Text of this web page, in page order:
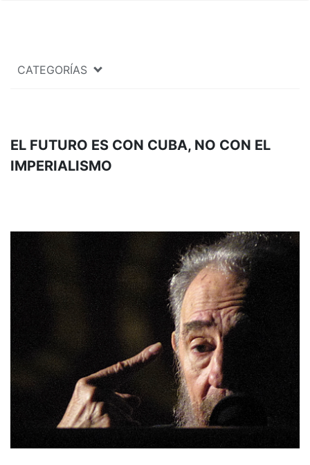
CATEGORÍAS
EL FUTURO ES CON CUBA, NO CON EL
IMPERIALISMO